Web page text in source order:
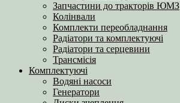
Запчастини до тракторів ЮМЗ
Колінвали
Комплекти переобладнання
Радіатори та комплектуючі
Радіатори та серцевини
Трансмісія
Комплектуючі
Водяні насоси
Генератори